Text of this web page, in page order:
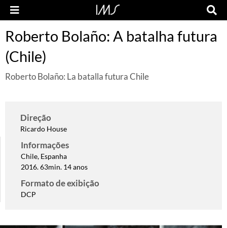
Roberto Bolaño: A batalha futura
(Chile)
Roberto Bolaño: La batalla futura Chile
Direção
Ricardo House
Informações
Chile, Espanha
2016. 63min. 14 anos
Formato de exibição
DCP